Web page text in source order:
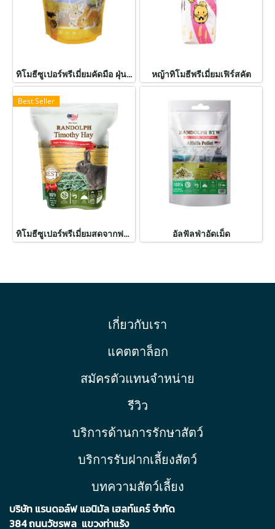
ทิโมธีซูเปอร์พรีเมี่ยมคัดมือ ฝุ่นน้อย หญ้าทิโมธีพรีเมี่ยมเฟิร์สคัต
Best Seller
ทิโมธีซูเปอร์พรีเมี่ยมสดจากฟาร์ม อัลฟัลฟ่าอัดเม็ด
เกี่ยวกับเรา
แคตตาล็อก
สมัครตัวแทนจำหน่าย
รีวิว
บริการด้านการรักษาสัตว์
บริการรับฝากเลี้ยงสัตว์
บทความสัตว์เลี้ยง
บริษัท แรนดอล์ฟ แอนิมัล เฮลท์แคร์ จำกัด
384 ถนนวัชรพล แขวงท่าแร้ง